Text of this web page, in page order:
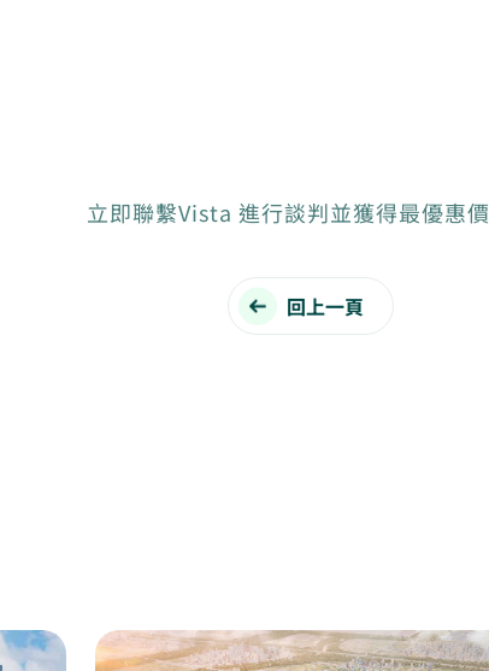
立即聯繫Vista 進行談判並獲得最優惠價
回上一頁